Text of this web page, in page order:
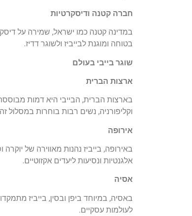
חברה קטנה ודיסקרטיות
במדינה קטנה כמו ישראל, שמירה על
בטוחה ומוגנת לבייביז ולשוגר דדיז.
שוגר בייבי בעולם
ארצות הברית
בארצות הברית, הבייבי היא דמות
וקליפורניה, נשים רבות בוחרות במסלול
אירופה
באירופה, בייביז נהנות מאווירה של
אלגנטיות ונסיעות ליעדים אקזוטיים.
אסיה
באסיה, במיוחד ביפן ובסין, בייביז
לעולמות עסקיים.